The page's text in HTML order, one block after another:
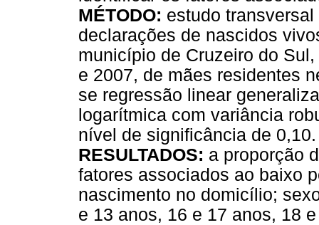
MÉTODO: estudo
declarações de nascidos
município de Cruzeiro do
e 2007, de mães residentes
se regressão linear
logarítmica com variância
nível de significância de 0,10.
RESULTADOS: a proporção
fatores associados ao baixo
nascimento no domicílio;
e 13 anos, 16 e 17 anos, 18